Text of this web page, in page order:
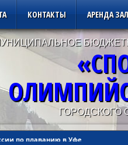
КОНТАКТЫ АРЕНДА
ГОРОДСКОГО
по плаванию в Уфе